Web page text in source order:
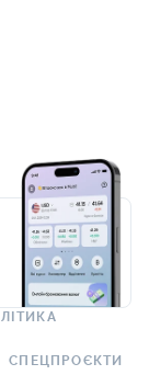
СПЕЦПРОЄКТИ